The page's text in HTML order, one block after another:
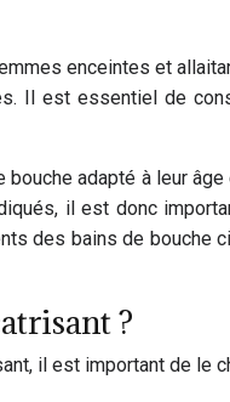
enceintes et
Il est essentiel de
adapté à leur
il est donc
des bains de
?
il est important de le